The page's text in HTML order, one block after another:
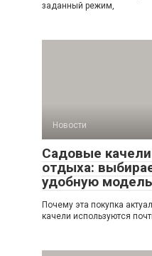
заданный режим,
Новости
Садовые
отдыха:
удобную модель
Почему эта покупка
качели используются